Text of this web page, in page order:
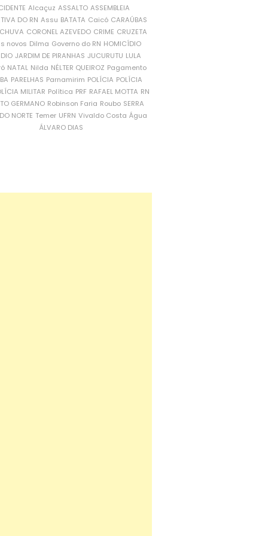
Alcaçuz ASSALTO ASSEMBLEIA
DO RN Assu BATATA Caicó CARAÚBAS
CORONEL AZEVEDO CRIME CRUZETA
novos Dilma Governo do RN HOMICÍDIO
JARDIM DE PIRANHAS JUCURUTU LULA
NATAL Nilda NÉLTER QUEIROZ Pagamento
PARELHAS Parnamirim POLÍCIA POLÍCIA
MILITAR Política PRF RAFAEL MOTTA RN
GERMANO Robinson Faria Roubo SERRA
NORTE Temer UFRN Vivaldo Costa Água
ÁLVARO DIAS